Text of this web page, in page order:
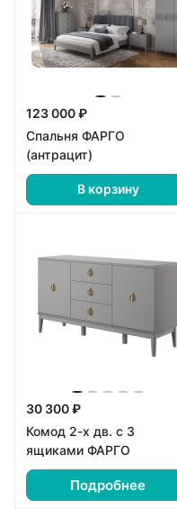
123 000 ₽
Спальня ФАРГО
(антрацит)
В корзину
30 300 ₽
Комод 2-х дв. с 3
ящиками ФАРГО
Подробнее